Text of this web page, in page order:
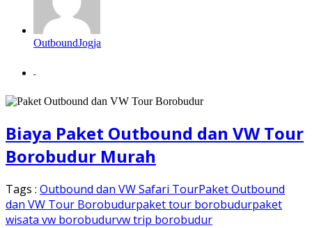
OutboundJogja
-
Biaya Paket Outbound dan VW Tour
Borobudur Murah
Tags : Outbound dan VW Safari TourPaket Outbound
dan VW Tour Borobudurpaket tour borobudurpaket
wisata vw borobudurvw trip borobudur